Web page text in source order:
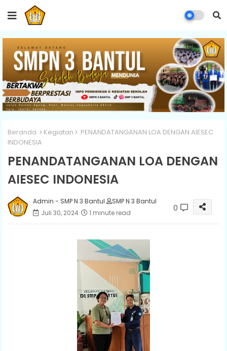
Beranda Kegiatan
PENANDATANGANAN LOA DENGAN AIESEC
INDONESIA
PENANDATANGANAN LOA DENGAN
AIESEC INDONESIA
Admin - SMP N 3 Bantul
SMP N 3 Bantul
Juli 30, 2024
1 minute read 0